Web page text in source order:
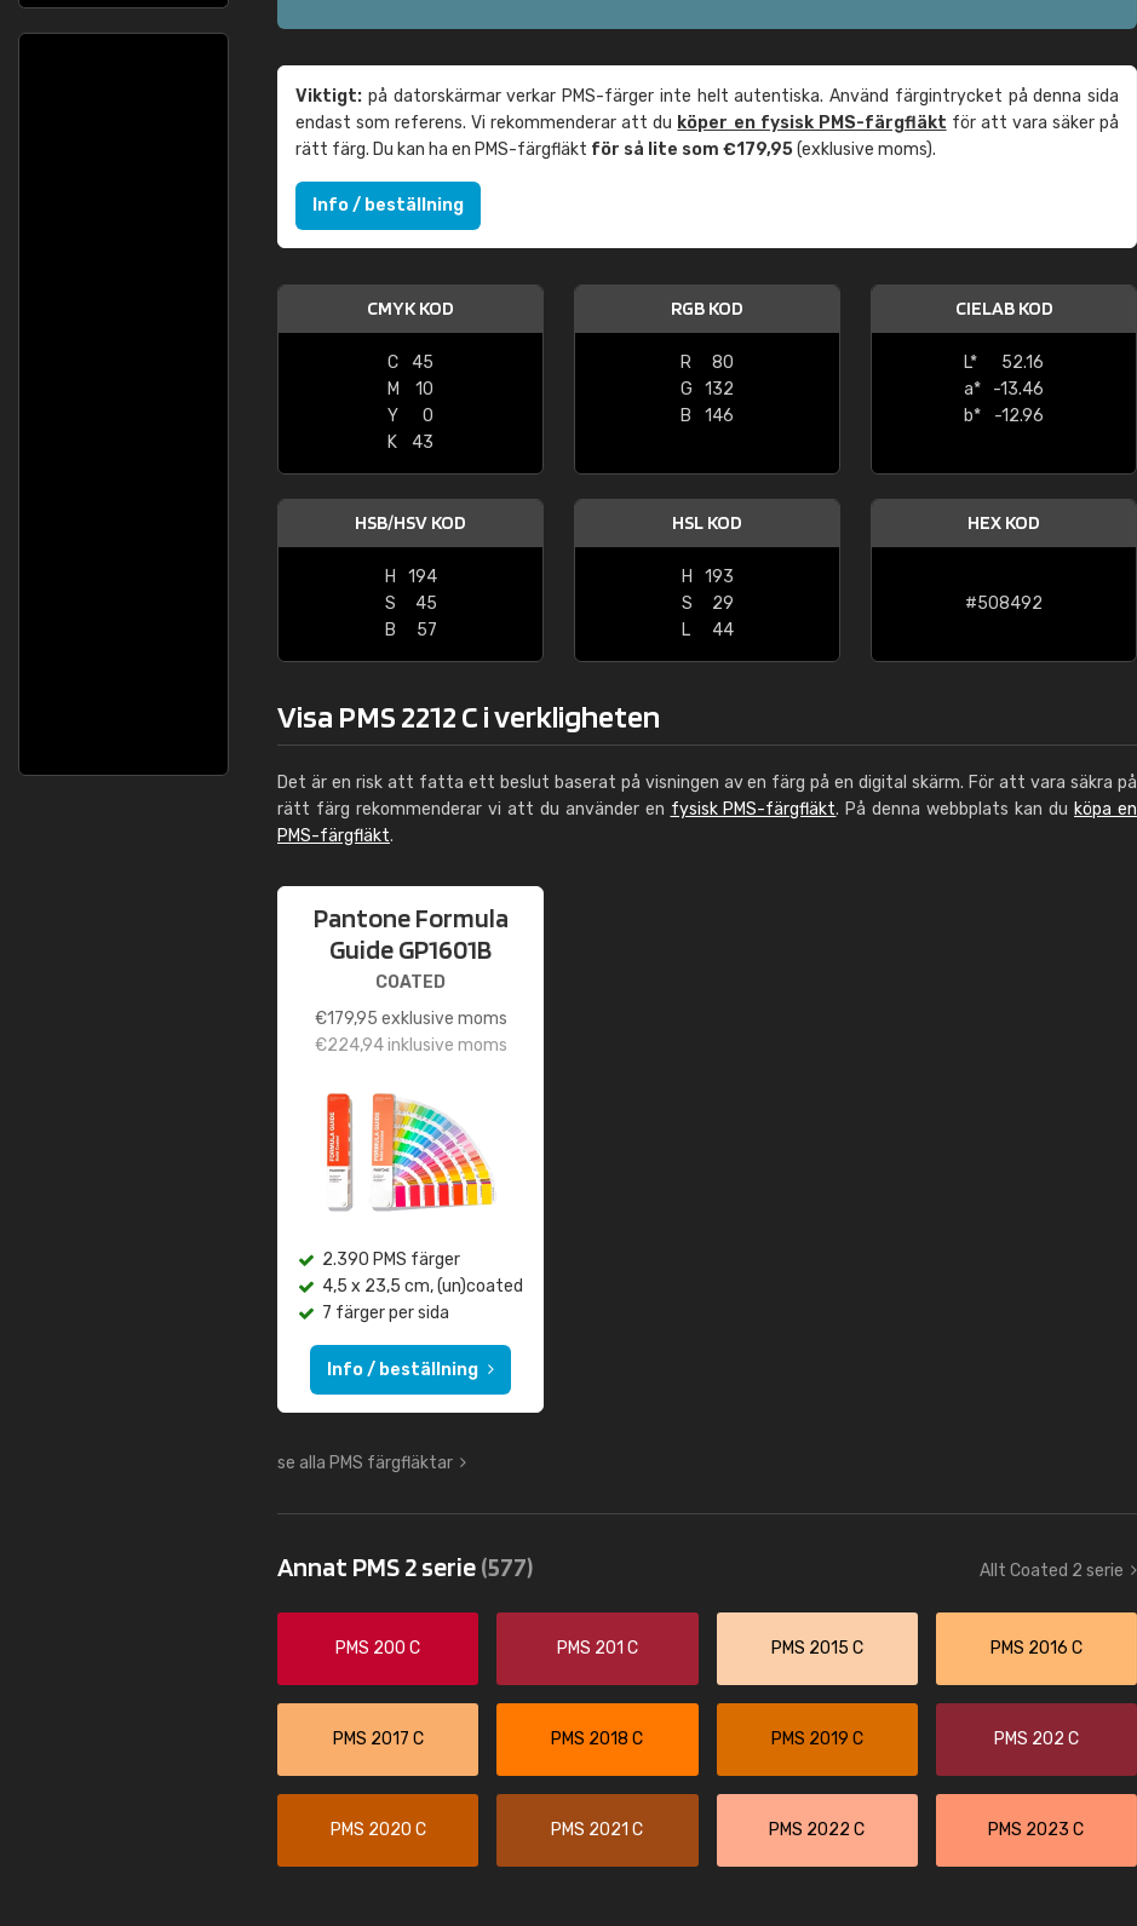
Viktigt: på datorskärmar verkar PMS-färger inte helt autentiska. Använd färgintrycket på denna sida
endast som referens. Vi rekommenderar att du köper en fysisk PMS-färgfläkt för att vara säker på
rätt färg. Du kan ha en PMS-färgfläkt för så lite som €179,95(exklusive moms).
Info / beställning
CMYK KOD
C
45
M
10
Y
0
K
43
RGB KOD
R
80
G
132
B
146
CIELAB KOD
L*
52.16
a*
-13.46
b*
-12.96
HSB/HSV KOD
H
194
S
45
B
57
HSL KOD
H
193
S
29
L
44
HEX KOD
#508492
Visa PMS 2212 C i verkligheten
Det är en risk att fatta ett beslut baserat på visningen av en färg på en digital skärm. För att vara säkra på
rätt färg rekommenderar vi att du använder en fysisk PMS-färgfläkt. På denna webbplats kan du köpa en
PMS-färgfläkt.
Pantone Formula
Guide GP1601B
COATED
€179,95 exklusive moms
€224,94inklusive moms
2.390 PMS färger
4,5 x 23,5 cm, (un)coated
7 färger per sida
Info / beställning
se alla PMS färgfläktar
Annat PMS 2 serie(577) Allt Coated 2 serie
PMS 200 C PMS 201 C PMS 2015 C PMS 2016 C
PMS 2017 C PMS 2018 C PMS 2019 C PMS 202 C
PMS 2020 C PMS 2021 C PMS 2022 C PMS 2023 C
Leinster Home and
"Great product and speedy delivery"